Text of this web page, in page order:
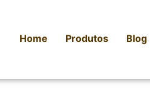
Home Produtos Blog